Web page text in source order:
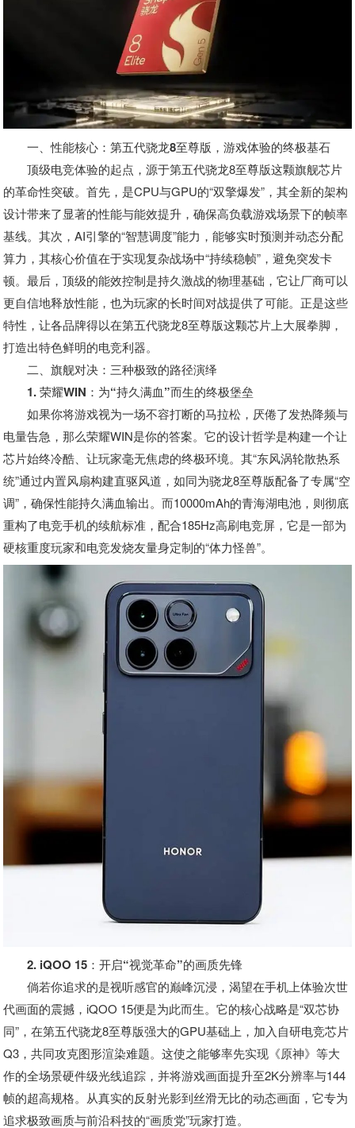
一、性能核心：第五代骁龙8至尊版，游戏体验的终极基石
顶级电竞体验的起点，源于第五代骁龙8至尊版这颗旗舰芯片
的革命性突破。首先，是CPU与GPU的“双擎爆发”，其全新的架构
设计带来了显著的性能与能效提升，确保高负载游戏场景下的帧率
基线。其次，AI引擎的“智慧调度”能力，能够实时预测并动态分配
算力，其核心价值在于实现复杂战场中“持续稳帧”，避免突发卡
顿。最后，顶级的能效控制是持久激战的物理基础，它让厂商可以
更自信地释放性能，也为玩家的长时间对战提供了可能。正是这些
特性，让各品牌得以在第五代骁龙8至尊版这颗芯片上大展拳脚，
打造出特色鲜明的电竞利器。
二、旗舰对决：三种极致的路径演绎
1. 荣耀WIN：为“持久满血”而生的终极堡垒
如果你将游戏视为一场不容打断的马拉松，厌倦了发热降频与
电量告急，那么荣耀WIN是你的答案。它的设计哲学是构建一个让
芯片始终冷酷、让玩家毫无焦虑的终极环境。其“东风涡轮散热系
统”通过内置风扇构建直驱风道，如同为骁龙8至尊版配备了专属“空
调”，确保性能持久满血输出。而10000mAh的青海湖电池，则彻底
重构了电竞手机的续航标准，配合185Hz高刷电竞屏，它是一部为
硬核重度玩家和电竞发烧友量身定制的“体力怪兽”。
2. iQOO 15：开启“视觉革命”的画质先锋
倘若你追求的是视听感官的巅峰沉浸，渴望在手机上体验次世
代画面的震撼，iQOO 15便是为此而生。它的核心战略是“双芯协
同”，在第五代骁龙8至尊版强大的GPU基础上，加入自研电竞芯片
Q3，共同攻克图形渲染难题。这使之能够率先实现《原神》等大
作的全场景硬件级光线追踪，并将游戏画面提升至2K分辨率与144
帧的超高规格。从真实的反射光影到丝滑无比的动态画面，它专为
追求极致画质与前沿科技的“画质党”玩家打造。